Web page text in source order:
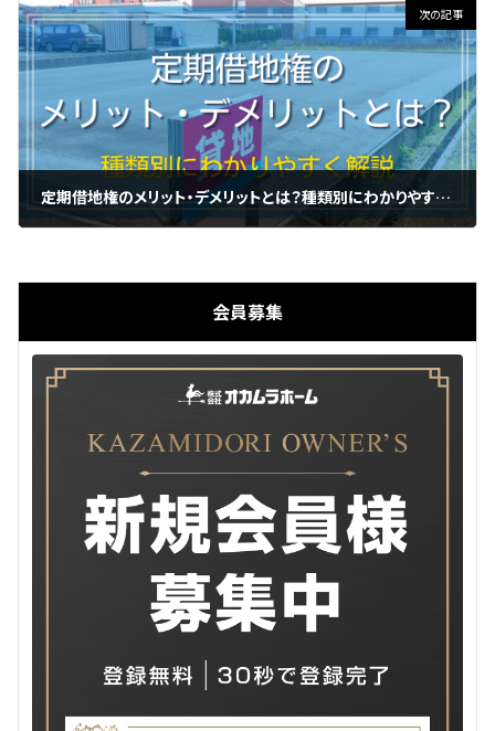
次の記事
定期借地権のメリット・デメリットとは？種類別にわかりやすく解説
会員募集